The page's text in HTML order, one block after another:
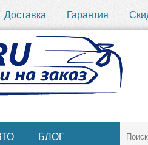
Доставка Гарантия
БЛОГ